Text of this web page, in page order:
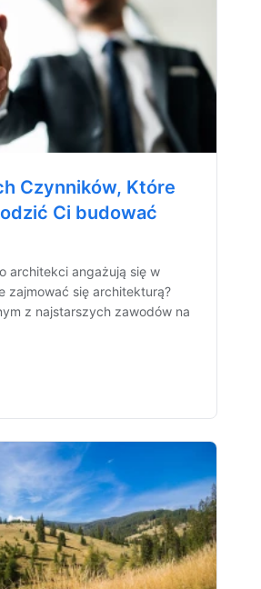
Czynników, Które
Ci budować
architekci angażują się w
zajmować się architekturą?
z najstarszych zawodów na